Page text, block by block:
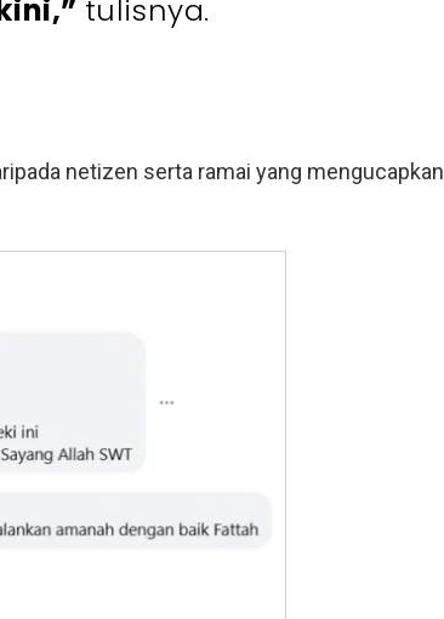
tulisnya.
netizen serta ramai yang mengucapkan